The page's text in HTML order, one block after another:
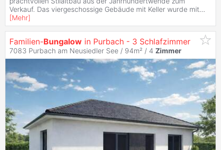
Verkauf. Das viergeschossige Gebäude mit Keller wurde mit...
[Mehr]
Familien-Bungalow in Purbach - 3 Schlafzimmer
7083 Purbach am Neusiedler See / 94m² / 4 Zimmer